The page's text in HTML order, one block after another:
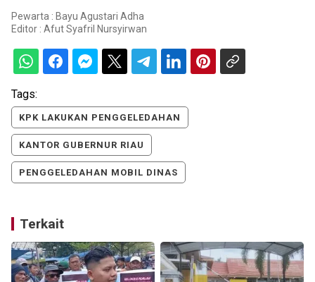
Pewarta : Bayu Agustari Adha
Editor : Afut Syafril Nursyirwan
Tags:
KPK LAKUKAN PENGGELEDAHAN
KANTOR GUBERNUR RIAU
PENGGELEDAHAN MOBIL DINAS
Terkait